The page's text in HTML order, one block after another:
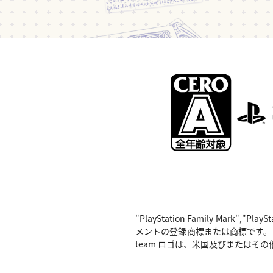
"PlayStation Family
メントの登録商標または商標です
team ロゴは、米国及びまたはそ